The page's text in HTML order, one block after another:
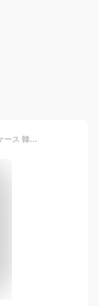
On The Table Checkerboard Pen Case ペンケース 韓国 ペン コスメ ポーチ 筆箱 (BLACK CHECKERBOARD)